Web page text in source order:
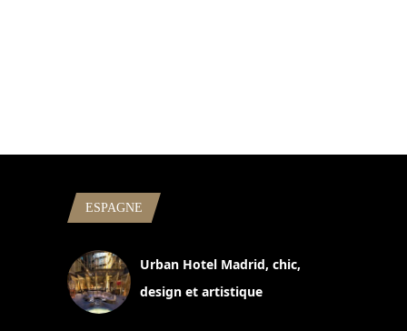
ESPAGNE
Urban Hotel Madrid, chic,
design et artistique